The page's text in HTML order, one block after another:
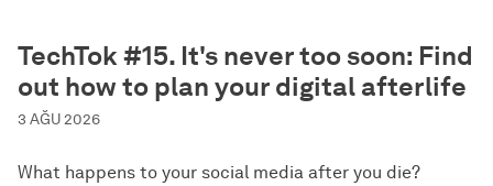
TechTok #15. It's never too soon: Find
out how to plan your digital afterlife
3 AĞU 2026
What happens to your social media after you die?